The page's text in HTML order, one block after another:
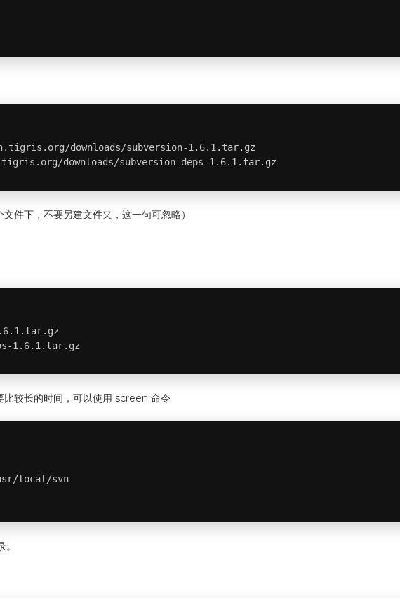
downloads/subversion-1.6.1.tar.gz
downloads/subversion-deps-1.6.1.tar.gz
件下，不要另建文件夹，这一句可忽略）
1.6.1.tar.gz
较长的时间，可以使用 screen 命令
local/svn